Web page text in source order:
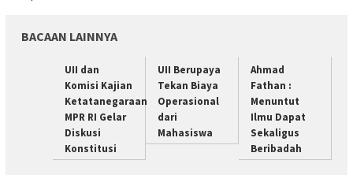
BACAAN LAINNYA
UII dan
Komisi Kajian
Ketatanegaraan
MPR RI Gelar
Diskusi
Konstitusi
UII Berupaya
Tekan Biaya
Operasional
dari
Mahasiswa
Ahmad
Fathan :
Menuntut
Ilmu Dapat
Sekaligus
Beribadah